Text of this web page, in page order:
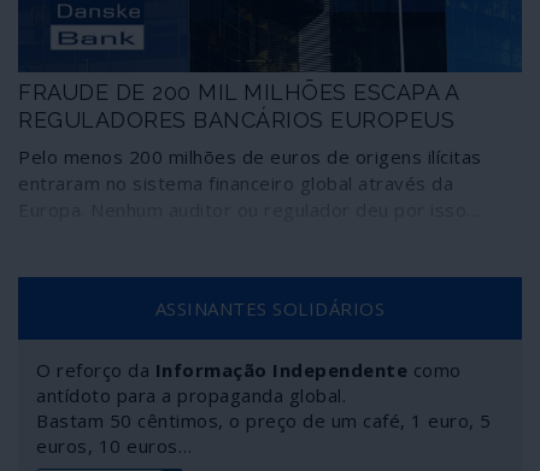
FRAUDE DE 200 MIL MILHÕES ESCAPA A
REGULADORES BANCÁRIOS EUROPEUS
Pelo menos 200 milhões de euros de origens ilícitas
entraram no sistema financeiro global através da
ASSINANTES SOLIDÁRIOS
O reforço da Informação Independente como
antídoto para a propaganda global.
Bastam 50 cêntimos, o preço de um café, 1 euro, 5
euros, 10 euros…